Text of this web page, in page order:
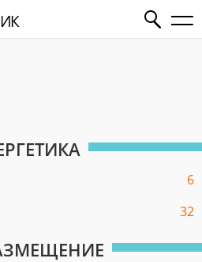
6
32